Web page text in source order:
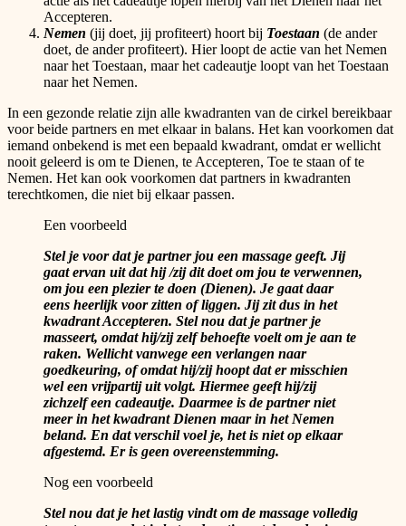
Accepteren.
Nemen (jij doet, jij profiteert) hoort bij Toestaan (de ander
doet, de ander profiteert). Hier loopt de actie van het Nemen
naar het Toestaan, maar het cadeautje loopt van het Toestaan
naar het Nemen.
In een gezonde relatie zijn alle kwadranten van de cirkel bereikbaar
voor beide partners en met elkaar in balans. Het kan voorkomen dat
iemand onbekend is met een bepaald kwadrant, omdat er wellicht
nooit geleerd is om te Dienen, te Accepteren, Toe te staan of te
Nemen. Het kan ook voorkomen dat partners in kwadranten
terechtkomen, die niet bij elkaar passen.
Een voorbeeld
Stel je voor dat je partner jou een massage geeft. Jij
gaat ervan uit dat hij /zij dit doet om jou te verwennen,
om jou een plezier te doen (Dienen). Je gaat daar
eens heerlijk voor zitten of liggen. Jij zit dus in het
kwadrant Accepteren. Stel nou dat je partner je
masseert, omdat hij/zij zelf behoefte voelt om je aan te
raken. Wellicht vanwege een verlangen naar
goedkeuring, of omdat hij/zij hoopt dat er misschien
wel een vrijpartij uit volgt. Hiermee geeft hij/zij
zichzelf een cadeautje. Daarmee is de partner niet
meer in het kwadrant Dienen maar in het Nemen
beland. En dat verschil voel je, het is niet op elkaar
afgestemd. Er is geen overeenstemming.
Nog een voorbeeld
Stel nou dat je het lastig vindt om de massage volledig